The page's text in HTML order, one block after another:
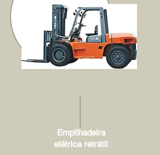
Empilhadeira
elétrica retrátil